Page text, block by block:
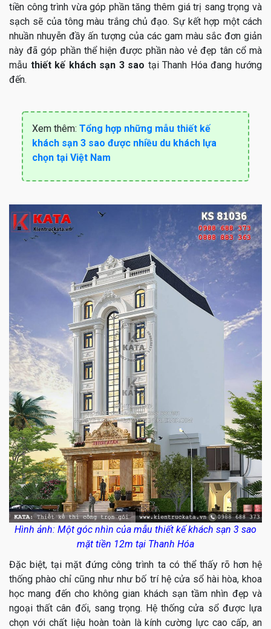
tiền công trình vừa góp phần tăng thêm giá trị sang trọng và
sạch sẽ của tông màu trắng chủ đạo. Sự kết hợp một cách
nhuần nhuyễn đầy ấn tượng của các gam màu sắc đơn giản
này đã góp phần thể hiện được phần nào vẻ đẹp tân cổ mà
mẫu thiết kế khách sạn 3 sao tại Thanh Hóa đang hướng
đến.
Xem thêm: Tổng hợp những mẫu thiết kế
khách sạn 3 sao được nhiều du khách lựa
chọn tại Việt Nam
Hình ảnh: Một góc nhìn của mẫu thiết kế khách sạn 3 sao
mặt tiền 12m tại Thanh Hóa
Đặc biệt, tại mặt đứng công trình ta có thể thấy rõ hơn hệ
thống phào chỉ cũng như như bố trí hệ cửa sổ hài hòa, khoa
học mang đến cho không gian khách sạn tầm nhìn đẹp và
ngoại thất cân đối, sang trọng. Hệ thống cửa sổ được lựa
chọn với chất liệu hoàn toàn là kính cường lực cao cấp, an